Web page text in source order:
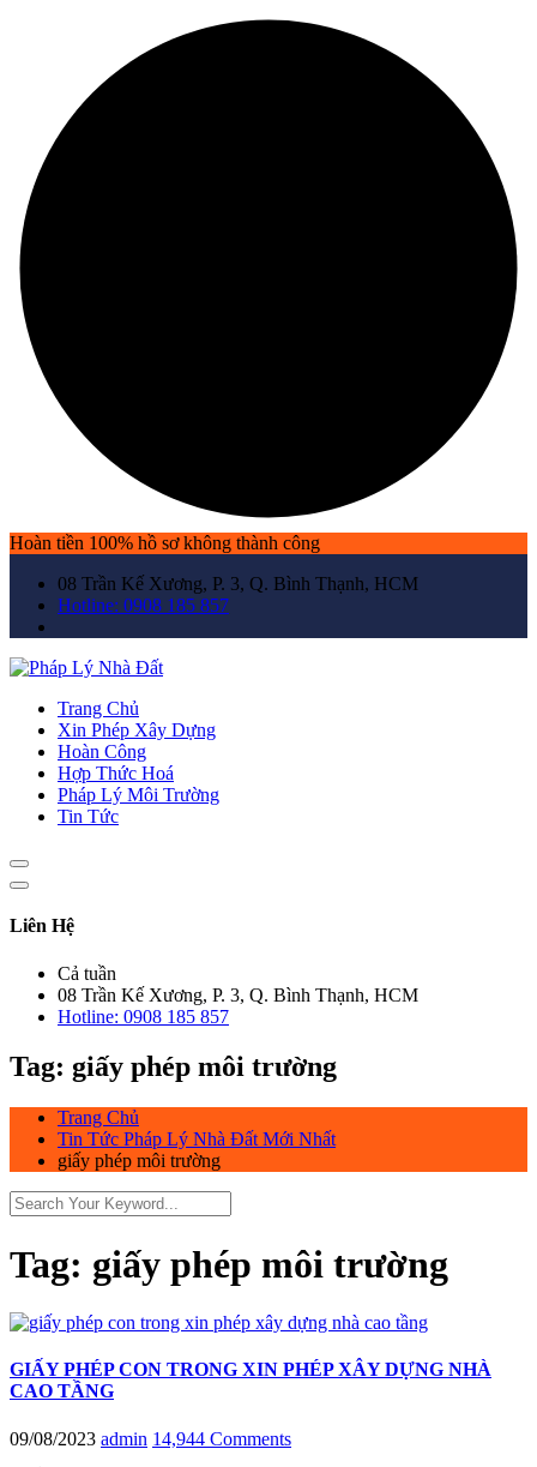
Hoàn tiền 100% hồ sơ không thành công
08 Trần Kế Xương, P. 3, Q. Bình Thạnh, HCM
Hotline: 0908 185 857
Trang Chủ
Xin Phép Xây Dựng
Hoàn Công
Hợp Thức Hoá
Pháp Lý Môi Trường
Tin Tức
Liên Hệ
Cả tuần
08 Trần Kế Xương, P. 3, Q. Bình Thạnh, HCM
Hotline: 0908 185 857
Tag: giấy phép môi trường
Trang Chủ
Tin Tức Pháp Lý Nhà Đất Mới Nhất
giấy phép môi trường
Tag: giấy phép môi trường
GIẤY PHÉP CON TRONG XIN PHÉP XÂY DỰNG NHÀ
CAO TẦNG
09/08/2023 admin 14,944 Comments